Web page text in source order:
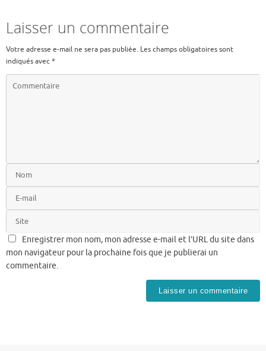
Laisser un commentaire
Votre adresse e-mail ne sera pas publiée. Les champs obligatoires sont
indiqués avec*
Enregistrer mon nom, mon adresse e-mail et l’URL du site dans
mon navigateur pour la prochaine fois que je publierai un
commentaire.